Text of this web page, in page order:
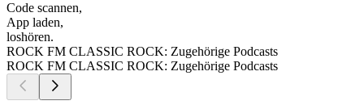
Code scannen,
App laden,
loshören.
ROCK FM CLASSIC ROCK: Zugehörige Podcasts
ROCK FM CLASSIC ROCK: Zugehörige Podcasts